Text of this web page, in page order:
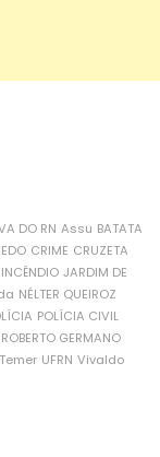
DO RN Assu BATATA
CRIME CRUZETA
INCÊNDIO JARDIM DE
NÉLTER QUEIROZ
POLÍCIA CIVIL
ROBERTO GERMANO
Temer UFRN Vivaldo